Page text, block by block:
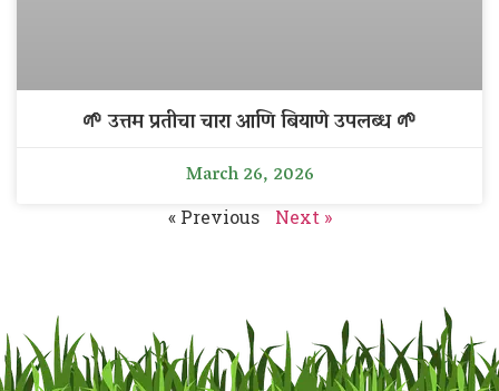
🌱 उत्तम प्रतीचा चारा आणि बियाणे उपलब्ध 🌱
March 26, 2026
« Previous Next »